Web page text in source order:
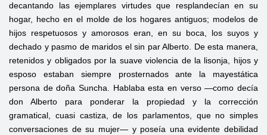
decantando las ejemplares virtudes que resplandecían en su
hogar, hecho en el molde de los hogares antiguos; modelos de
hijos respetuosos y amorosos eran, en su boca, los suyos y
dechado y pasmo de maridos el sin par Alberto. De esta manera,
retenidos y obligados por la suave violencia de la lisonja, hijos y
esposo estaban siempre prosternados ante la mayestática
persona de doña Suncha. Hablaba esta en verso —como decía
don Alberto para ponderar la propiedad y la corrección
gramatical, cuasi castiza, de los parlamentos, que no simples
conversaciones de su mujer— y poseía una evidente debilidad